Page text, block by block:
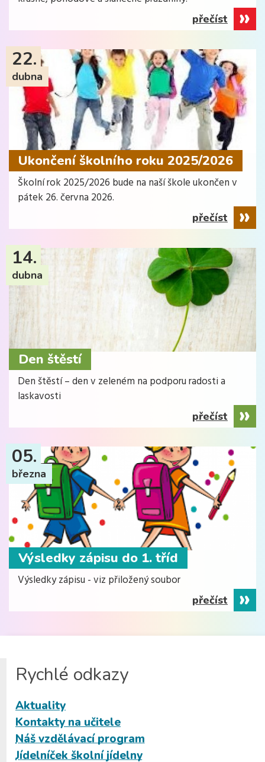
přečíst
Ukončení školního roku 2025/2026
22.
dubna
Školní rok 2025/2026 bude na naší škole ukončen v
pátek 26. června 2026.
přečíst
Den štěstí
14.
dubna
Den štěstí – den v zeleném na podporu radosti a
laskavosti
přečíst
Výsledky zápisu do 1. tříd
05.
března
Výsledky zápisu - viz přiložený soubor
přečíst
Rychlé odkazy
Aktuality
Kontakty na učitele
Náš vzdělávací program
Jídelníček školní jídelny